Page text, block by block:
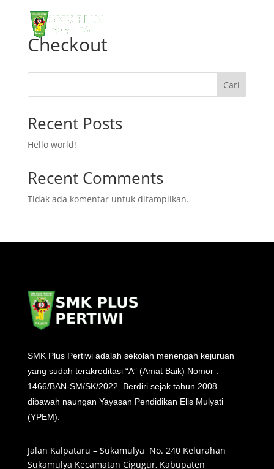
Checkout
Cari
Recent Posts
Hello world!
Recent Comments
Tidak ada komentar untuk ditampilkan.
SMK Plus Pertiwi adalah sekolah menengah kejuruan
yang sudah terakreditasi “A” (Amat Baik) Nomor :
1466/BAN-SM/SK/2022. Berdiri sejak tahun 2008
dibawah naungan Yayasan Pendidikan Elis Mulyati
(YPEM).
Jalan Kalpataru – Sukamulya No. 240 Kelurahan
Sukamulya Kecamatan Cigugur, Kabupaten